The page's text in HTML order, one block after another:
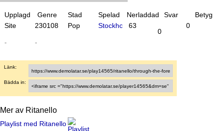
Upplagd Genre Stad Spelad Nerladdad Svar
Betyg
Site
230108 Pop Stockholm63
0
0
- -
Länk:
Bädda in:
Mer av Ritanello
Playlist med Ritanello